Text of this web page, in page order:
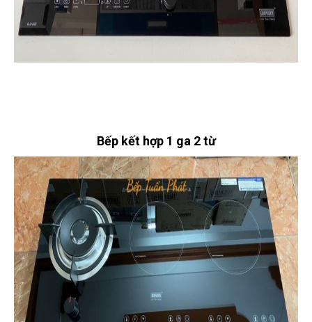
Bếp kết hợp 1 ga 2 từ